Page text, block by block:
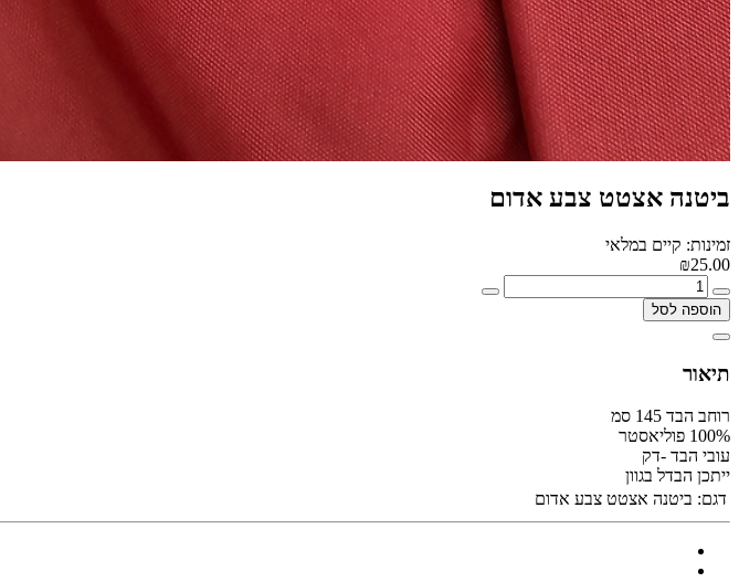
ביטנה אצטט צבע אדום
זמינות: קיים במלאי
₪25.00
הוספה לסל
תיאור
רוחב הבד 145 סמ
100% פוליאסטר
עובי הבד -דק
ייתכן הבדל בגוון
דגם: ביטנה אצטט צבע אדום